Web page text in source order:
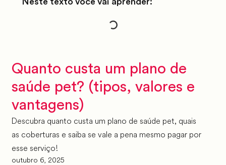
Quanto custa um plano de
saúde pet? (tipos, valores e
vantagens)
Descubra quanto custa um plano de saúde pet, quais
as coberturas e saiba se vale a pena mesmo pagar por
esse serviço!
outubro 6, 2025